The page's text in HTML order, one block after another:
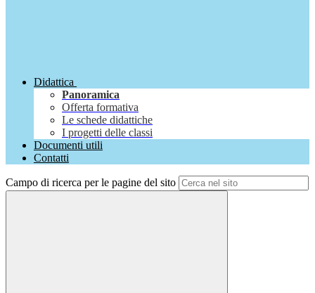
Didattica
Panoramica
Offerta formativa
Le schede didattiche
I progetti delle classi
Documenti utili
Contatti
Campo di ricerca per le pagine del sito